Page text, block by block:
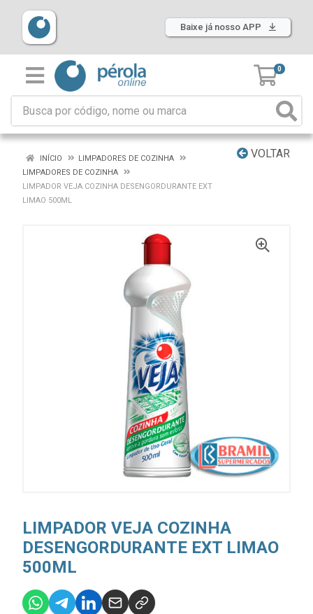
Baixe já nosso APP
0
VOLTAR
INÍCIO
LIMPADORES DE COZINHA
LIMPADORES DE COZINHA
LIMPADOR VEJA COZINHA DESENGORDURANTE EXT
LIMAO 500ML
LIMPADOR VEJA COZINHA
DESENGORDURANTE EXT LIMAO
500ML